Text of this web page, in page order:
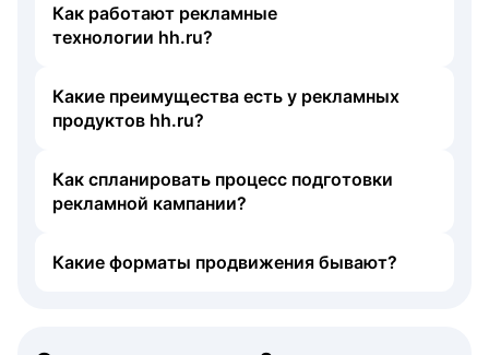
Как работают рекламные
технологии hh.ru?
Какие преимущества есть у рекламных
продуктов hh.ru?
Как спланировать процесс подготовки
рекламной кампании?
Какие форматы продвижения бывают?